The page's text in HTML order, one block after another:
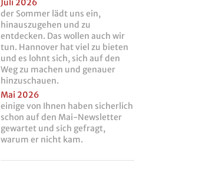
Juli 2026
der Sommer lädt uns ein,
hinauszugehen und zu
entdecken. Das wollen auch wir
tun. Hannover hat viel zu bieten
und es lohnt sich, sich auf den
Weg zu machen und genauer
hinzuschauen.
Mai 2026
einige von Ihnen haben sicherlich
schon auf den Mai-Newsletter
gewartet und sich gefragt,
warum er nicht kam.